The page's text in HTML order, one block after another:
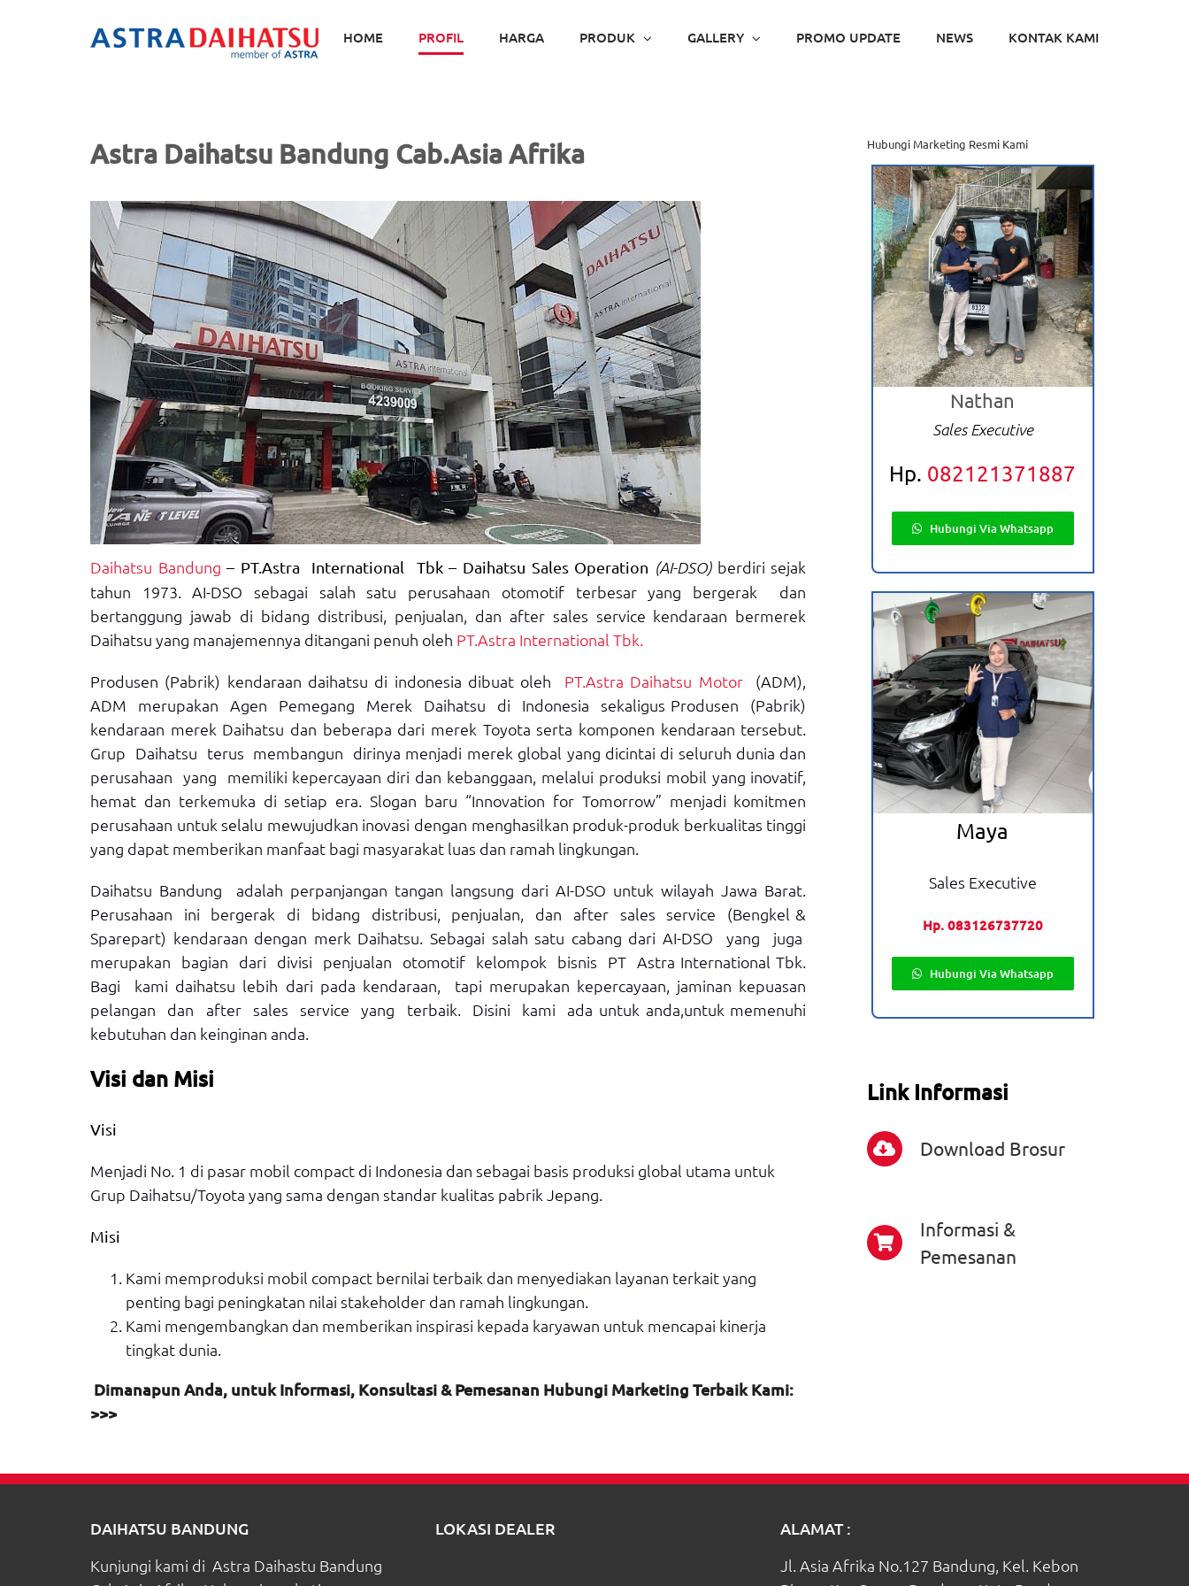
HOME PROFIL HARGA PRODUK GALLERY PROMO UPDATE NEWS KONTAK KAMI
Astra Daihatsu Bandung Cab.Asia Afrika
Daihatsu Bandung – PT.Astra International Tbk – Daihatsu Sales Operation (AI-DSO)berdiri sejak
tahun 1973. AI-DSO sebagai salah satu perusahaan otomotif terbesar yang bergerak dan
bertanggung jawab di bidang distribusi, penjualan, dan after sales service kendaraan bermerek
Daihatsu yang manajemennya ditangani penuh oleh PT.Astra International Tbk.
Produsen (Pabrik) kendaraan daihatsu di indonesia dibuat oleh PT.Astra Daihatsu Motor(ADM),
ADM merupakan Agen Pemegang Merek Daihatsu di Indonesia sekaligus Produsen (Pabrik)
kendaraan merek Daihatsu dan beberapa dari merek Toyota serta komponen kendaraan tersebut.
Grup Daihatsu terus membangun dirinya menjadi merek global yang dicintai di seluruh dunia dan
perusahaan yang memiliki kepercayaan diri dan kebanggaan, melalui produksi mobil yang inovatif,
hemat dan terkemuka di setiap era. Slogan baru “Innovation for Tomorrow” menjadi komitmen
perusahaan untuk selalu mewujudkan inovasi dengan menghasilkan produk-produk berkualitas tinggi
yang dapat memberikan manfaat bagi masyarakat luas dan ramah lingkungan.
Daihatsu Bandung adalah perpanjangan tangan langsung dari AI-DSO untuk wilayah Jawa Barat.
Perusahaan ini bergerak di bidang distribusi, penjualan, dan after sales service (Bengkel &
Sparepart) kendaraan dengan merk Daihatsu. Sebagai salah satu cabang dari AI-DSO yang juga
merupakan bagian dari divisi penjualan otomotif kelompok bisnis PT Astra International Tbk.
Bagi kami daihatsu lebih dari pada kendaraan, tapi merupakan kepercayaan, jaminan kepuasan
pelangan dan after sales service yang terbaik. Disini kami ada untuk anda,untuk memenuhi
kebutuhan dan keinginan anda.
Visi dan Misi
Visi
Menjadi No. 1 di pasar mobil compact di Indonesia dan sebagai basis produksi global utama untuk
Grup Daihatsu/Toyota yang sama dengan standar kualitas pabrik Jepang.
Misi
Kami memproduksi mobil compact bernilai terbaik dan menyediakan layanan terkait yang
penting bagi peningkatan nilai stakeholder dan ramah lingkungan.
Kami mengembangkan dan memberikan inspirasi kepada karyawan untuk mencapai kinerja
tingkat dunia.
Dimanapun Anda, untuk Informasi, Konsultasi & Pemesanan Hubungi Marketing Terbaik Kami:
>>>
Hubungi Marketing Resmi Kami
Nathan
Sales Executive
Hp. 082121371887
Hubungi Via Whatsapp
Maya
Sales Executive
Hp. 083126737720
Hubungi Via Whatsapp
Link Informasi
Download Brosur
Informasi &
Pemesanan
DAIHATSU BANDUNG
Kunjungi kami di Astra Daihastu Bandung
LOKASI DEALER
ALAMAT :
Jl. Asia Afrika No.127 Bandung, Kel. Kebon